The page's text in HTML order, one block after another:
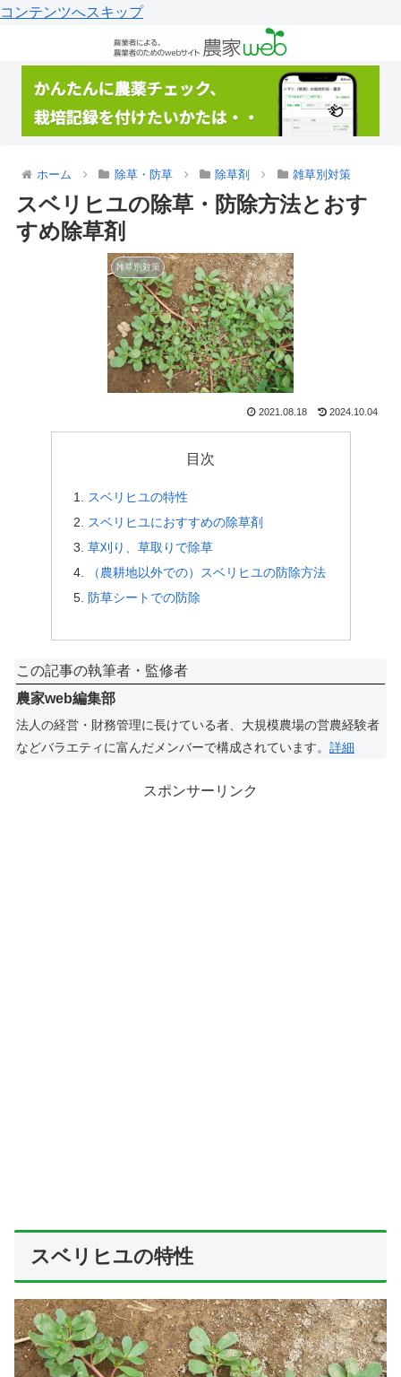
コンテンツへスキップ
ホーム 除草・防草 除草剤 雑草別対策
スベリヒユの除草・防除方法とおす
すめ除草剤
雑草別対策
2021.08.18 2024.10.04
目次
スベリヒユの特性
スベリヒユにおすすめの除草剤
草刈り、草取りで除草
（農耕地以外での）スベリヒユの防除方法
防草シートでの防除
この記事の執筆者・監修者
農家web編集部
法人の経営・財務管理に長けている者、大規模農場の営農経験者
などバラエティに富んだメンバーで構成されています。 詳細
スポンサーリンク
スベリヒユの特性